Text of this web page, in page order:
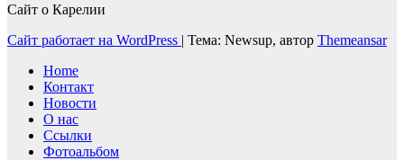
Сайт о Карелии
Сайт работает на WordPress | Тема: Newsup, автор Themeansar
Home
Контакт
Новости
О нас
Ссылки
Фотоальбом